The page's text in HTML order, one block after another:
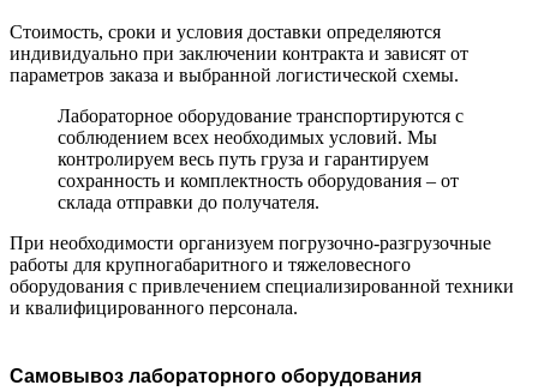
Стоимость, сроки и условия доставки определяются
индивидуально при заключении контракта и зависят от
параметров заказа и выбранной логистической схемы.
Лабораторное оборудование транспортируются с
соблюдением всех необходимых условий. Мы
контролируем весь путь груза и гарантируем
сохранность и комплектность оборудования – от
склада отправки до получателя.
При необходимости организуем погрузочно-разгрузочные
работы для крупногабаритного и тяжеловесного
оборудования с привлечением специализированной техники
и квалифицированного персонала.
Самовывоз лабораторного оборудования